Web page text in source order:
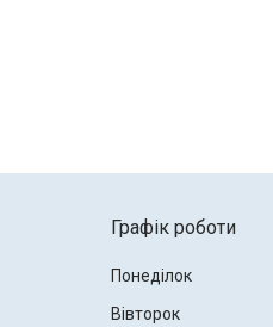
Графік роботи
Понеділок
Вівторок